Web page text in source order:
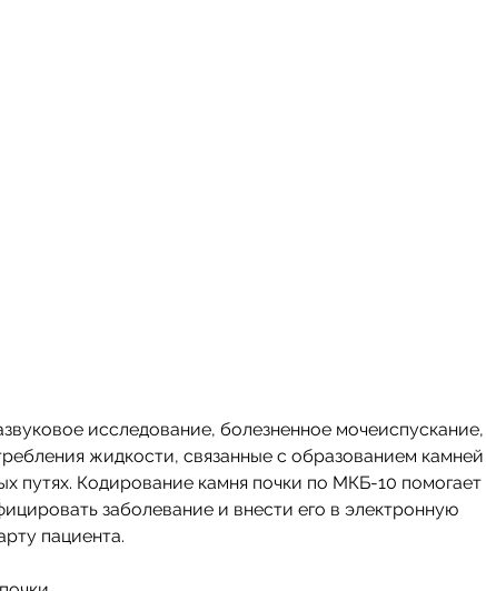
жидкости, связанные с образованием камней
путях. Кодирование камня почки по МКБ-10 помогает
заболевание и внести его в электронную
пациента.